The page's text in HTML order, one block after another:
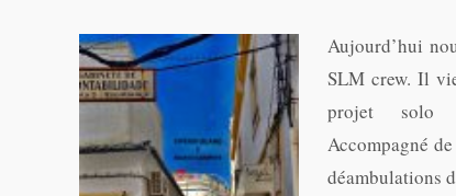
Aujourd’hui
SLM crew. Il
projet solo
Accompagné
déambulations